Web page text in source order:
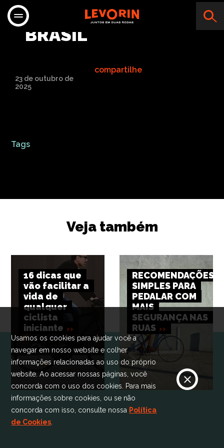
MOTOPECAS
BRASIL
23 de outubro de
2025
compartilhe
Tags
Veja também
16 dicas que
vão facilitar a
vida de
qualquer
ciclista
iniciante
RECOMENDAÇÕES
SIMPLES PARA
PEDALAR COM
MAIS
SEGURANÇA NAS
RUAS
Usamos os cookies para ajudar você a
navegar em nosso website e colher
informações relacionadas ao uso do próprio
website. Ao acessar nossas páginas, você
concorda com o uso dos cookies. Para mais
informações sobre cookies, ou se não
concorda com isso, consulte nossa Política
de Cookies